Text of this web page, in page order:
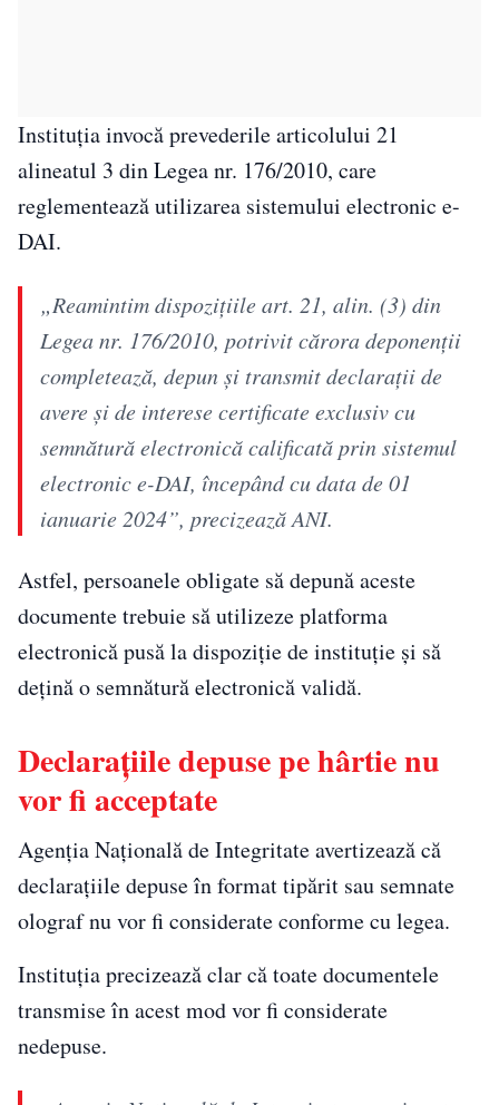
Instituția invocă prevederile articolului 21
alineatul 3 din Legea nr. 176/2010, care
reglementează utilizarea sistemului electronic e-
DAI.
„Reamintim dispozițiile art. 21, alin. (3) din
Legea nr. 176/2010, potrivit cărora deponenții
completează, depun și transmit declarații de
avere și de interese certificate exclusiv cu
semnătură electronică calificată prin sistemul
electronic e-DAI, începând cu data de 01
ianuarie 2024”, precizează ANI.
Astfel, persoanele obligate să depună aceste
documente trebuie să utilizeze platforma
electronică pusă la dispoziție de instituție și să
dețină o semnătură electronică validă.
Declarațiile depuse pe hârtie nu
vor fi acceptate
Agenția Națională de Integritate avertizează că
declarațiile depuse în format tipărit sau semnate
olograf nu vor fi considerate conforme cu legea.
Instituția precizează clar că toate documentele
transmise în acest mod vor fi considerate
nedepuse.